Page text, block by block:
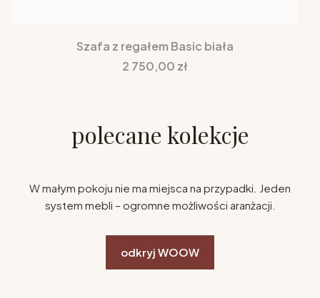
Szafa z regałem Basic biała
Cena
2 750,00 zł
polecane kolekcje
W małym pokoju nie ma miejsca na przypadki. Jeden
system mebli – ogromne możliwości aranżacji.
odkryj WOOW